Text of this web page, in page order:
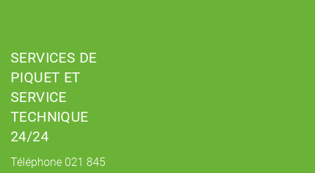
SERVICES DE
PIQUET ET
SERVICE
TECHNIQUE
24/24
Téléphone 021 845